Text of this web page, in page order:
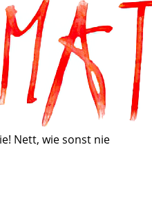
Nett, wie sonst nie